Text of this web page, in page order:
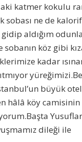
katmer kokulu
sobası ne de
gidip aldığım
köz gibi
kadar
büyük
köy camisinin
dileği ile